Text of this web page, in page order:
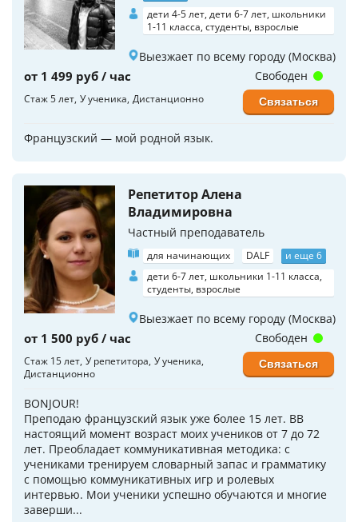
дети 4-5 лет, дети 6-7 лет, школьники
1-11 класса, студенты, взрослые
Выезжает по всему городу (Москва)
от 1 499 руб / час
Стаж 5 лет У ученика Дистанционно
Французский — мой родной язык.
Свободен
Связаться
Репетитор Алена
Владимировна
Частный преподаватель
для начинающих DALF
и еще 6
дети 6-7 лет, школьники 1-11 класса,
студенты, взрослые
Выезжает по всему городу (Москва)
от 1 500 руб / час
Стаж 15 лет У репетитора У ученика
Дистанционно
BONJOUR!
Преподаю французский язык уже более 15 лет. ВВ
настоящий момент возраст моих учеников от 7 до 72
лет. Преобладает коммуникативная методика: с
учениками тренируем словарный запас и грамматику
с помощью коммуникативных игр и ролевых
интервью. Мои ученики успешно обучаются и многие
заверши...
Свободен
Связаться